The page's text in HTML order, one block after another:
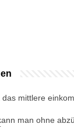
das mittlere
man ohne